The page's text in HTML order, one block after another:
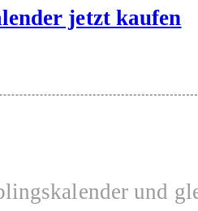
jetzt kaufen
und